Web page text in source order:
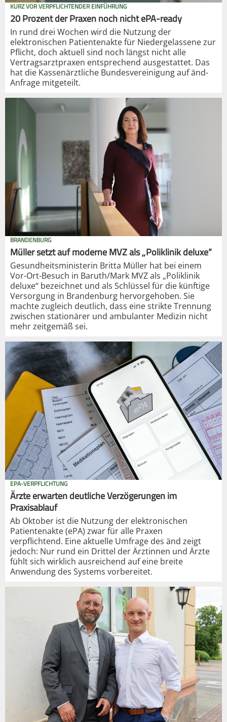
KURZ VOR VERPFLICHTENDER EINFÜHRUNG
20 Prozent der Praxen noch nicht ePA-ready
In rund drei Wochen wird die Nutzung der
elektronischen Patientenakte für Niedergelassene zur
Pflicht, doch aktuell sind noch längst nicht alle
Vertragsarztpraxen entsprechend ausgestattet. Das
hat die Kassenärztliche Bundesvereinigung auf änd-
Anfrage mitgeteilt.
BRANDENBURG
Müller setzt auf moderne MVZ als „Poliklinik deluxe“
Gesundheitsministerin Britta Müller hat bei einem
Vor-Ort-Besuch in Baruth/Mark MVZ als „Poliklinik
deluxe“ bezeichnet und als Schlüssel für die künftige
Versorgung in Brandenburg hervorgehoben. Sie
machte zugleich deutlich, dass eine strikte Trennung
zwischen stationärer und ambulanter Medizin nicht
mehr zeitgemäß sei.
EPA-VERPFLICHTUNG
Ärzte erwarten deutliche Verzögerungen im
Praxisablauf
Ab Oktober ist die Nutzung der elektronischen
Patientenakte (ePA) zwar für alle Praxen
verpflichtend. Eine aktuelle Umfrage des änd zeigt
jedoch: Nur rund ein Drittel der Ärztinnen und Ärzte
fühlt sich wirklich ausreichend auf eine breite
Anwendung des Systems vorbereitet.